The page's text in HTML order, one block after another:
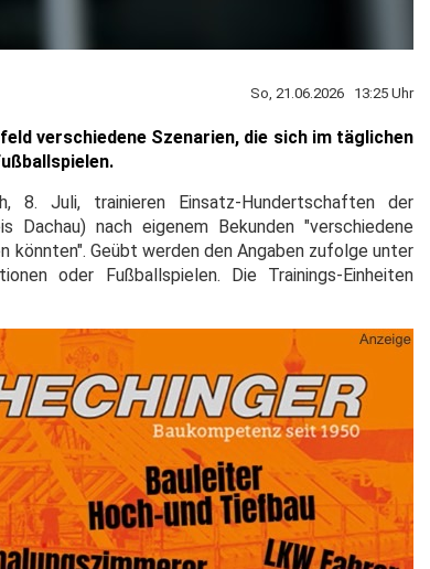
So, 21.06.2026 13:25 Uhr
verschiedene Szenarien, die sich im täglichen
Juli, trainieren Einsatz-Hundertschaften der
nach eigenem Bekunden "verschiedene
könnten". Geübt werden den Angaben zufolge unter
oder Fußballspielen. Die Trainings-Einheiten